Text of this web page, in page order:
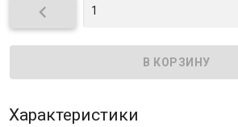

Характеристики